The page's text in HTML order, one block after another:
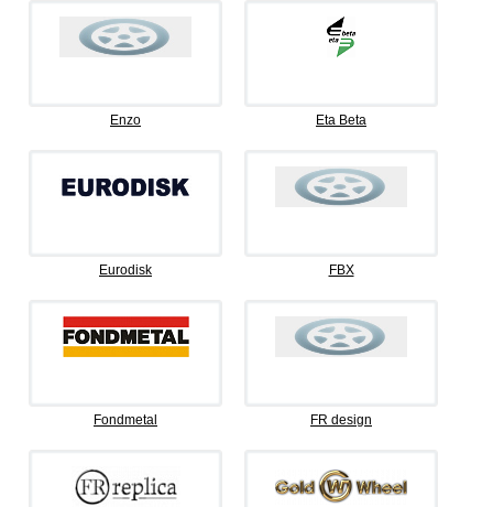
Enzo Eta Beta
Eurodisk FBX
Fondmetal FR design